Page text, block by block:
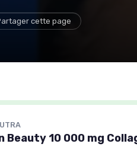
cette page
Beauty 10 000 mg